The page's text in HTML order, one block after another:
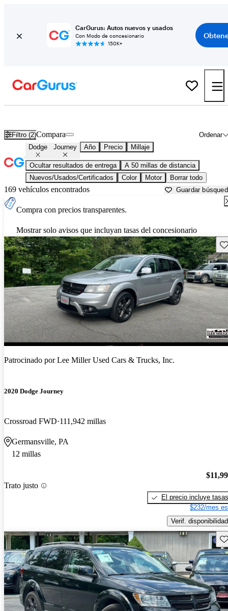
CarGurus: Autos nuevos y usados
Con Modo de concesionario
150K+
Filtro (2) Ordenar
Compara
Dodge Journey Año Precio Millaje
Ocultar resultados de entrega
A 50 millas de distancia
Nuevos/Usados/Certificados
Color Motor Borrar todo
169 vehículos encontrados Guardar
Compra con precios transparentes.
Mostrar solo avisos que incluyan tasas del concesionario
Patrocinado porLee Miller Used Cars & Trucks, Inc.
2020 Dodge Journey
Crossroad FWD 111,942 millas
Germansville, PA
12 millas
Trato justo
El precio incluye tasas
$232/mes
Verif. disponibilidad